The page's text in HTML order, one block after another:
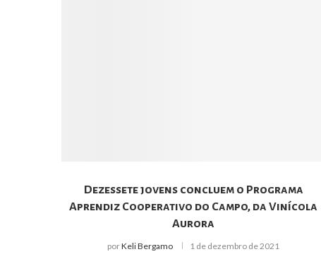
Dezessete jovens concluem o Programa
Aprendiz Cooperativo do Campo, da Vinícola
Aurora
porKeli Bergamo 1 de dezembro de 2021